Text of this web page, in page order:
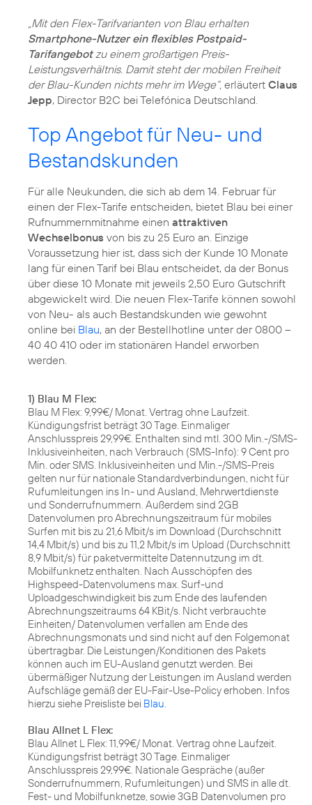
„Mit den Flex-Tarifvarianten von Blau erhalten
Smartphone-Nutzer ein flexibles Postpaid-
Tarifangebotzu einem großartigen Preis-
Leistungsverhältnis. Damit steht der mobilen Freiheit
der Blau-Kunden nichts mehr im Wege“, erläutert Claus
Jepp, Director B2C bei Telefónica Deutschland.
Top Angebot für Neu- und
Bestandskunden
Für alle Neukunden, die sich ab dem 14. Februar für
einen der Flex-Tarife entscheiden, bietet Blau bei einer
Rufnummernmitnahme einen attraktiven
Wechselbonus von bis zu 25 Euro an. Einzige
Voraussetzung hier ist, dass sich der Kunde 10 Monate
lang für einen Tarif bei Blau entscheidet, da der Bonus
über diese 10 Monate mit jeweils 2,50 Euro Gutschrift
abgewickelt wird. Die neuen Flex-Tarife können sowohl
von Neu- als auch Bestandskunden wie gewohnt
online bei Blau, an der Bestellhotline unter der 0800 –
40 40 410 oder im stationären Handel erworben
werden.
1) Blau M Flex:
Blau M Flex: 9,99€/ Monat. Vertrag ohne Laufzeit.
Kündigungsfrist beträgt 30 Tage. Einmaliger
Anschlusspreis 29,99€. Enthalten sind mtl. 300 Min.-/SMS-
Inklusiveinheiten, nach Verbrauch (SMS-Info): 9 Cent pro
Min. oder SMS. Inklusiveinheiten und Min.-/SMS-Preis
gelten nur für nationale Standardverbindungen, nicht für
Rufumleitungen ins In- und Ausland, Mehrwertdienste
und Sonderrufnummern. Außerdem sind 2GB
Datenvolumen pro Abrechnungszeitraum für mobiles
Surfen mit bis zu 21,6 Mbit/s im Download (Durchschnitt
14,4 Mbit/s) und bis zu 11,2 Mbit/s im Upload (Durchschnitt
8,9 Mbit/s) für paketvermittelte Datennutzung im dt.
Mobilfunknetz enthalten. Nach Ausschöpfen des
Highspeed-Datenvolumens max. Surf-und
Uploadgeschwindigkeit bis zum Ende des laufenden
Abrechnungszeitraums 64 KBit/s. Nicht verbrauchte
Einheiten/ Datenvolumen verfallen am Ende des
Abrechnungsmonats und sind nicht auf den Folgemonat
übertragbar. Die Leistungen/Konditionen des Pakets
können auch im EU-Ausland genutzt werden. Bei
übermäßiger Nutzung der Leistungen im Ausland werden
Aufschläge gemäß der EU-Fair-Use-Policy erhoben. Infos
hierzu siehe Preisliste bei Blau.
Blau Allnet L Flex:
Blau Allnet L Flex: 11,99€/ Monat. Vertrag ohne Laufzeit.
Kündigungsfrist beträgt 30 Tage. Einmaliger
Anschlusspreis 29,99€. Nationale Gespräche (außer
Sonderrufnummern, Rufumleitungen) und SMS in alle dt.
Fest- und Mobilfunknetze, sowie 3GB Datenvolumen pro